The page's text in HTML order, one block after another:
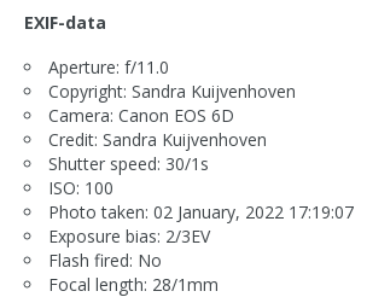
EXIF-data
Aperture: f/11.0
Copyright: Sandra Kuijvenhoven
Camera: Canon EOS 6D
Credit: Sandra Kuijvenhoven
Shutter speed: 30/1s
ISO: 100
Photo taken: 02 January, 2022 17:19:07
Exposure bias: 2/3EV
Flash fired: No
Focal length: 28/1mm